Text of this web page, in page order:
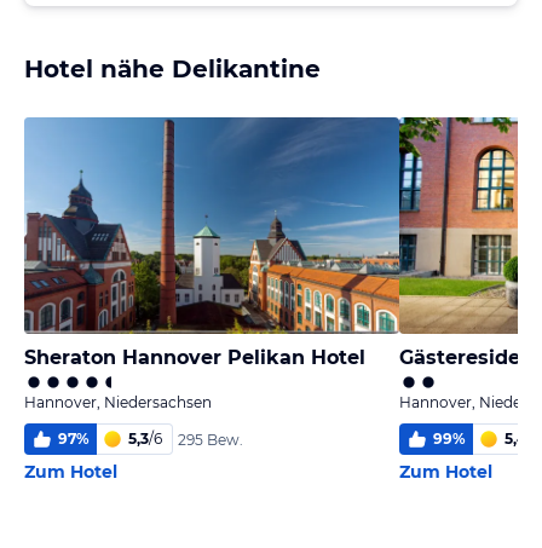
Hotel nähe Delikantine
Sheraton Hannover Pelikan Hotel
Hannover, Niedersachsen
97% 5,3/6 295 Bew.
Zum Hotel
Hannover,
99% 5,4
Zum Hotel